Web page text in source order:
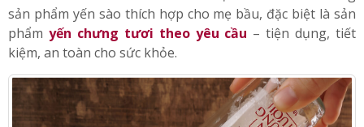
Liên hệ ngay vớiyến sào Thượng Yếnqua hotline 028
39 123 678 – 0935 21 27 25 để được tư vấn về các dòng
sản phẩm yến sào thích hợp cho mẹ bầu, đặc biệt là sản
phẩmyến chưng tươi theo yêu cầu– tiện dụng, tiết
kiệm, an toàn cho sức khỏe.